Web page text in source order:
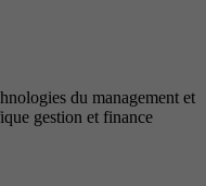
du management et
gestion et finance